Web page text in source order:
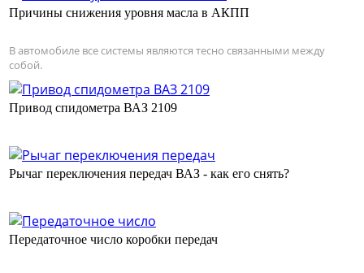
Причины снижения уровня масла в АКПП
В автомобиле все системы являются тесно связанными между
собой.
Привод спидометра ВАЗ 2109
Рычаг переключения передач ВАЗ - как его снять?
Передаточное число коробки передач